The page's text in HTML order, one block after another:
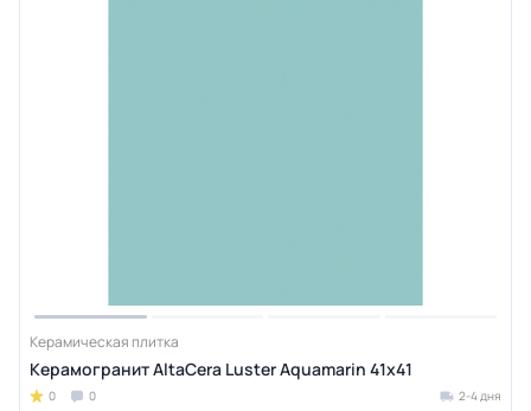
Керамическая плитка
Керамогранит AltaCera Luster Aquamarin 41x41
0 0 2-4 дня